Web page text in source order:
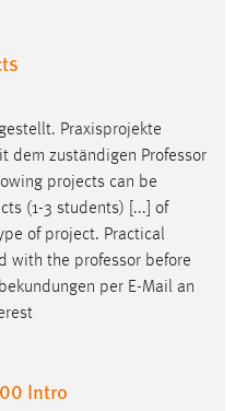
Praxisprojekte
dem zuständigen Professor
projects can be
(1-3 students) [...] of
of project. Practical
with the professor before
per E-Mail an
Intro
Sprache der Website.
mibew_locale, mibew-